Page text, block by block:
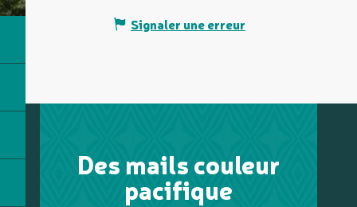
Signaler une erreur
Des mails couleur
pacifique